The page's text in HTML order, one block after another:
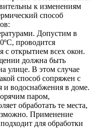
к изменениям
способ
Допустим в
проводится
с открытием всех окон.
должна быть
улице. В этом случае
способ сопряжен с
и водоснабжения в доме.
паром,
обработать те места,
Применение
для обработки